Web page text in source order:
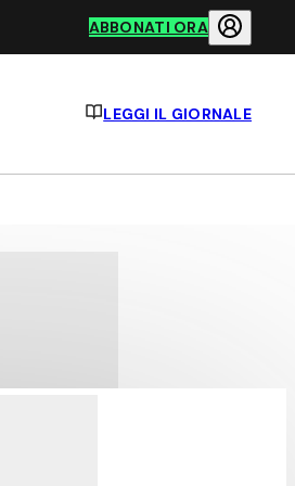
ABBONATI ORA
LEGGI IL GIORNALE